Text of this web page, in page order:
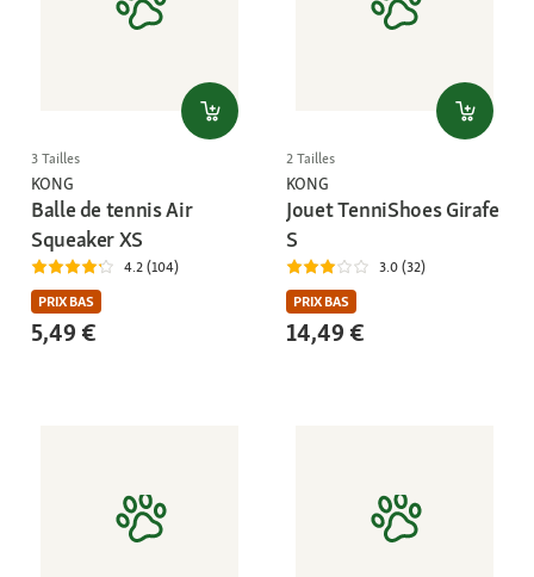
3 Tailles
KONG
Balle de tennis Air
Squeaker XS
4.2 (104)
PRIX BAS
5,49 €
2 Tailles
KONG
Jouet TenniShoes Girafe
S
3.0 (32)
PRIX BAS
14,49 €